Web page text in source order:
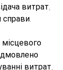
витрат,
справи.
витрат,